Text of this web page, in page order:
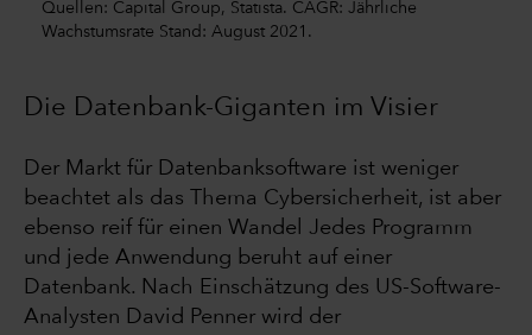
Quellen: Capital Group, Statista. CAGR: Jährliche
Wachstumsrate Stand: August 2021.
Die Datenbank-Giganten im Visier
Der Markt für Datenbanksoftware ist weniger
beachtet als das Thema Cybersicherheit, ist aber
ebenso reif für einen Wandel Jedes Programm
und jede Anwendung beruht auf einer
Datenbank. Nach Einschätzung des US-Software-
Analysten David Penner wird der